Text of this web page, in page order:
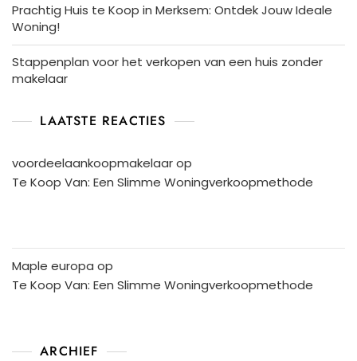
Prachtig Huis te Koop in Merksem: Ontdek Jouw Ideale
Woning!
Stappenplan voor het verkopen van een huis zonder
makelaar
LAATSTE REACTIES
voordeelaankoopmakelaarop
Te Koop Van: Een Slimme Woningverkoopmethode
Maple europa op
Te Koop Van: Een Slimme Woningverkoopmethode
ARCHIEF